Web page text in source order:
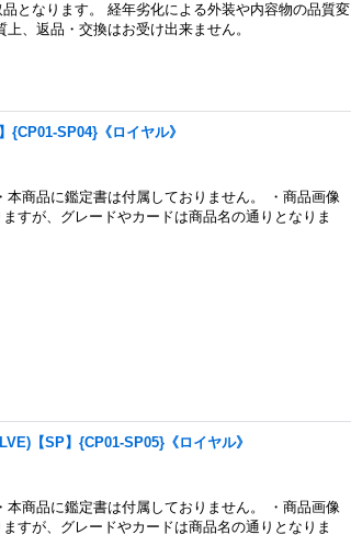
となります。 経年劣化による外装や内容物の品質変
、返品・交換はお受け出来ません。
{CP01-SP04}《ロイヤル》
本商品に鑑定書は付属しておりません。 ・商品画像
すが、グレードやカードは商品名の通りとなりま
【SP】{CP01-SP05}《ロイヤル》
本商品に鑑定書は付属しておりません。 ・商品画像
すが、グレードやカードは商品名の通りとなりま